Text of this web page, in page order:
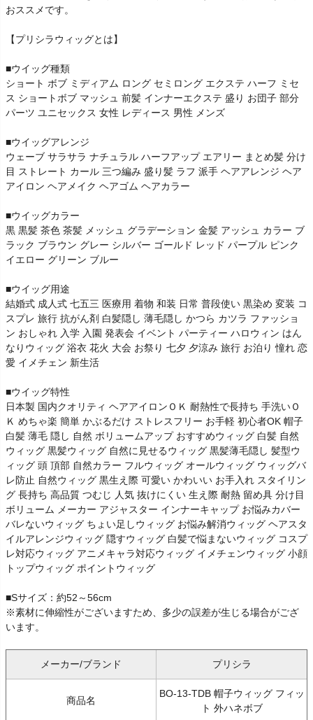
おススメです。
【プリシラウィッグとは】
■ウイッグ種類
ショート ボブ ミディアム ロング セミロング エクステ ハーフ ミセ
ス ショートボブ マッシュ 前髪 インナーエクステ 盛り お団子 部分
パーツ ユニセックス 女性 レディース 男性 メンズ
■ウイッグアレンジ
ウェーブ サラサラ ナチュラル ハーフアップ エアリー まとめ髪 分け
目 ストレート カール 三つ編み 盛り髪 ラフ 派手 ヘアアレンジ ヘア
アイロン ヘアメイク ヘアゴム ヘアカラー
■ウイッグカラー
黒 黒髪 茶色 茶髪 メッシュ グラデーション 金髪 アッシュ カラー ブ
ラック ブラウン グレー シルバー ゴールド レッド パープル ピンク
イエロー グリーン ブルー
■ウイッグ用途
結婚式 成人式 七五三 医療用 着物 和装 日常 普段使い 黒染め 変装 コ
スプレ 旅行 抗がん剤 白髪隠し 薄毛隠し かつら カツラ ファッショ
ン おしゃれ 入学 入園 発表会 イベント パーティー ハロウィン はん
なりウィッグ 浴衣 花火 大会 お祭り 七夕 夕涼み 旅行 お泊り 憧れ 恋
愛 イメチェン 新生活
■ウイッグ特性
日本製 国内クオリティ ヘアアイロンＯＫ 耐熱性で長持ち 手洗いＯ
Ｋ めちゃ楽 簡単 かぶるだけ ストレスフリー お手軽 初心者OK 帽子
白髪 薄毛 隠し 自然 ボリュームアップ おすすめウィッグ 白髪 自然
ウィッグ 黒髪ウィッグ 自然に見せるウィッグ 黒髪薄毛隠し 髪型ウ
ィッグ 頭 頂部 自然カラー フルウィッグ オールウィッグ ウィッグバ
レ防止 自然ウィッグ 黒生え際 可愛い かわいい お手入れ スタイリン
グ 長持ち 高品質 つむじ 人気 抜けにくい 生え際 耐熱 留め具 分け目
ボリューム メーカー アジャスター インナーキャップ お悩みカバー
バレないウィッグ ちょい足しウィッグ お悩み解消ウィッグ ヘアスタ
イルアレンジウィッグ 隠すウィッグ 白髪で悩まないウィッグ コスプ
レ対応ウィッグ アニメキャラ対応ウィッグ イメチェンウィッグ 小顔
トップウィッグ ポイントウィッグ
■Sサイズ：約52～56cm
※素材に伸縮性がございますため、多少の誤差が生じる場合がござ
います。
メーカー/ブランド プリシラ
商品名
BO-13-TDB 帽子ウィッグ フィッ
ト 外ハネボブ